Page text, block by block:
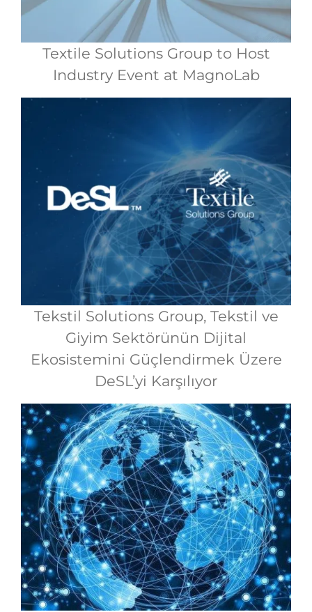
Textile Solutions Group to Host
Industry Event at MagnoLab
Tekstil Solutions Group, Tekstil ve
Giyim Sektörünün Dijital
Ekosistemini Güçlendirmek Üzere
DeSL’yi Karşılıyor